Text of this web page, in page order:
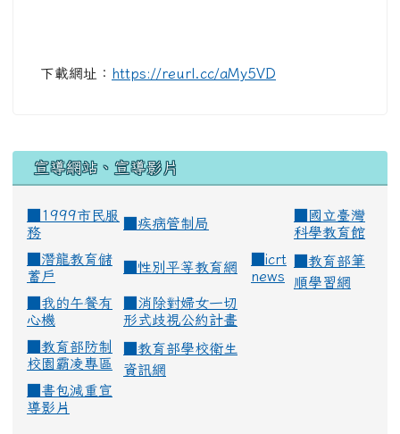
下載網址： https://reurl.cc/aMy5VD
宣導網站、宣導影片
■1999市民服
務
疾病管制局
國立臺灣
科學教育館
潛龍教育儲
蓄戶
性別平等教育網
icrt
news
教育部筆
順學習網
我的午餐有
心機
消除對婦女一切
形式歧視公約計畫
教育部防制
校園霸凌專區
教育部學校衛生
資訊網
書包減重宣
導影片